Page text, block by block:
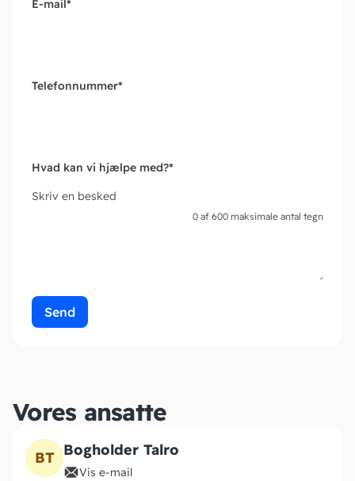
E-mail*
Telefonnummer*
Hvad kan vi hjælpe med?*
Skriv en besked
0 af 600 maksimale antal tegn
Vores ansatte
BT Bogholder Talro
Vis e-mail